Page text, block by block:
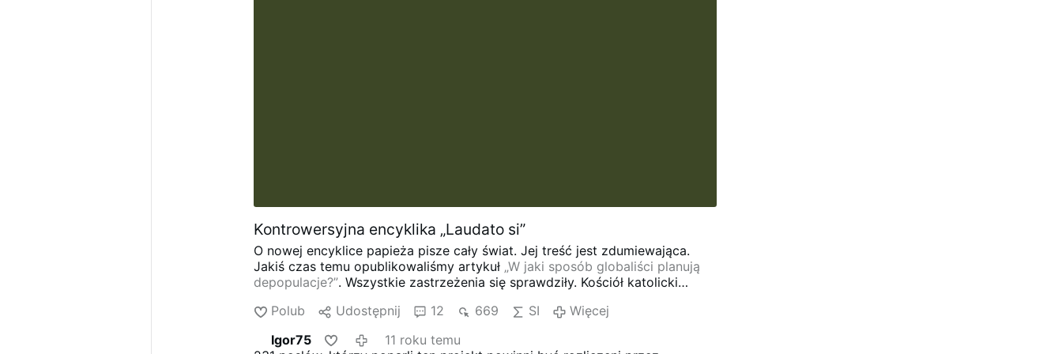
Kontrowersyjna encyklika „Laudato si”
O nowej encyklice papieża pisze cały świat. Jej treść jest zdumiewająca.
Jakiś czas temu opublikowaliśmy artykuł „W jaki sposób globaliści planują
depopulacje?”. Wszystkie zastrzeżenia się sprawdziły. Kościół katolicki
globalistów Encyklika „Laudato si” papieża Franciszka ukazała się 18
kierunek gospodarczy. Papież twierdzi, że wysoki poziom dwutlenku węgla
Polub Udostępnij 12 669 SI
Więcej
Igor75
11 roku temu